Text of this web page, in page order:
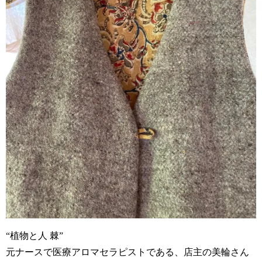
“植物と人 棘”
元ナースで医療アロマセラピストである、店主の美輪さん